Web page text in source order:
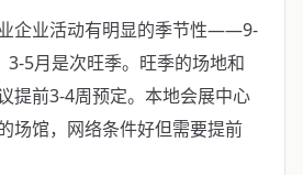
企业活动有明显的季节性——9-
3-5月是次旺季。旺季的场地和
提前3-4周预定。本地会展中心
场馆，网络条件好但需要提前